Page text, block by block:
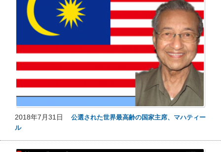
2018年7月31日 公選された世界最高齢の国家主席、マハティー
ル